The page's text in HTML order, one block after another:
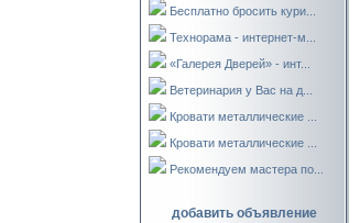
Бесплатно бросить кури...
Технорама - интернет-м...
«Галерея Дверей» - инт...
Ветеринария у Вас на д...
Кровати металлические ...
Кровати металлические ...
Рекомендуем мастера по...
добавить объявление